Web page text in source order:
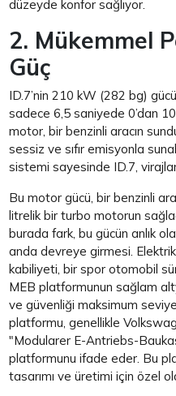
düzeyde konfor sağlıyor.
2. Mükemmel
Güç
ID.7’nin 210 kW (282 bg)
sadece 6,5 saniyede 0’dan
motor, bir benzinli aracın
sessiz ve sıfır emisyonla
sistemi sayesinde ID.7,
Bu motor gücü, bir benzinli
litrelik bir turbo motorun
burada fark, bu gücün anlık
anda devreye girmesi.
kabiliyeti, bir spor otomobil
MEB platformunun sağlam
ve güvenliği maksimum
platformu, genellikle
"Modularer E-Antriebs-
platformunu ifade eder. Bu
tasarımı ve üretimi için özel